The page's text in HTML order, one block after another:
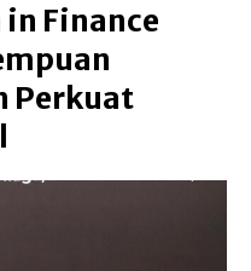
Finance
Perkuat